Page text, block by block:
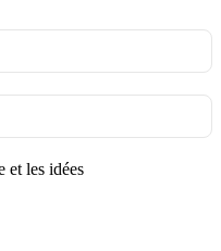
et les idées